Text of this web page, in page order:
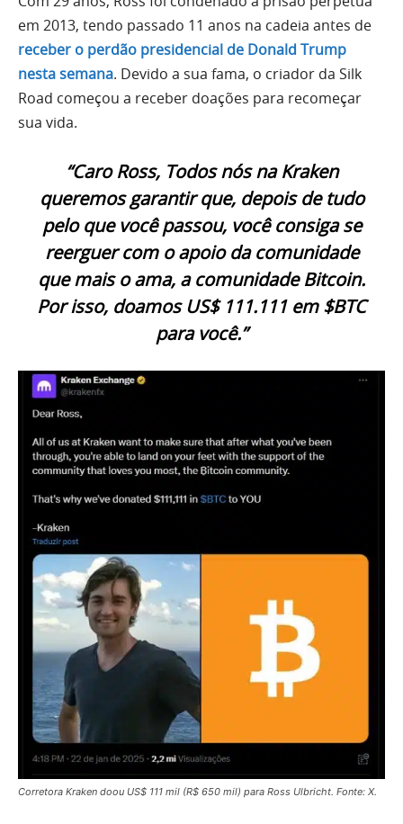
em 2013, tendo passado 11 anos na cadeia antes de
receber o perdão presidencial de Donald Trump
nesta semana. Devido a sua fama, o criador da Silk
Road começou a receber doações para recomeçar
sua vida.
“Caro Ross, Todos nós na Kraken
queremos garantir que, depois de tudo
pelo que você passou, você consiga se
reerguer com o apoio da comunidade
que mais o ama, a comunidade Bitcoin.
Por isso, doamos US$ 111.111 em $BTC
para você.”
Corretora Kraken doou US$ 111 mil (R$ 650 mil) para Ross Ulbricht. Fonte: X.